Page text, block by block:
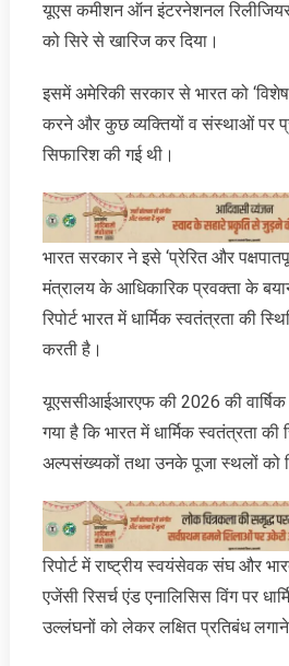
यूएस कमीशन ऑन इंटरनेशनल रिलीजियस
को सिरे से खारिज कर दिया।
इसमें अमेरिकी सरकार से भारत को ‘विशेष
करने और कुछ व्यक्तियों व संस्थाओं पर
सिफारिश की गई थी।
भारत सरकार ने इसे ‘प्रेरित और
मंत्रालय के आधिकारिक प्रवक्ता के
रिपोर्ट भारत में धार्मिक स्वतंत्रता की
करती है।
यूएससीआईआरएफ की 2026 की वार्षिक
गया है कि भारत में धार्मिक स्वतंत्रता
अल्पसंख्यकों तथा उनके पूजा स्थलों को
रिपोर्ट में राष्ट्रीय स्वयंसेवक संघ और
एजेंसी रिसर्च एंड एनालिसिस विंग पर
उल्लंघनों को लेकर लक्षित प्रतिबंध